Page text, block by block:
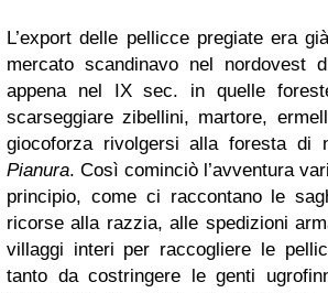
L’export delle pellicce pregiate era
mercato scandinavo nel nordovest
appena nel IX sec. in quelle
scarseggiare zibellini, martore,
giocoforza rivolgersi alla foresta di
Pianura. Così cominciò l’avventura
principio, come ci raccontano le
ricorse alla razzia, alle spedizioni
villaggi interi per raccogliere le
tanto da costringere le genti